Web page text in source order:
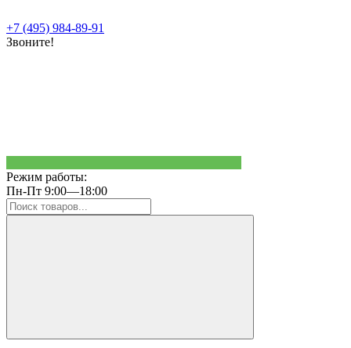
+7 (495) 984-89-91
Звоните!
Режим работы:
Пн-Пт 9:00—18:00